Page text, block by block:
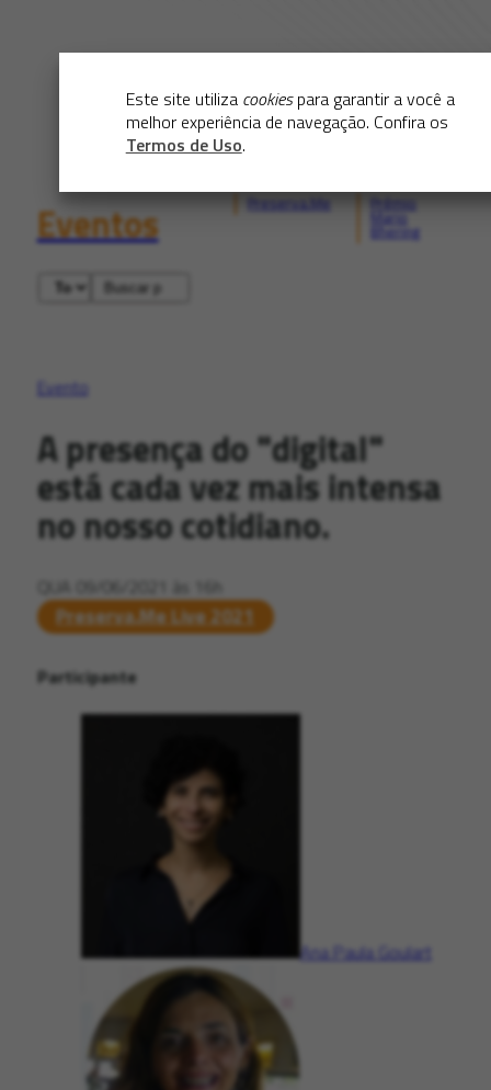
Este site utiliza cookiespara garantir a você a
melhor experiência de navegação. Confira os
Termos de Uso.
Eventos Bhering
Evento
A presença do "digital"
está cada vez mais intensa
no nosso cotidiano.
QUA 09/06/2021 às 16h
Preserva.Me Live 2021
Participante
Ana Paula Goulart